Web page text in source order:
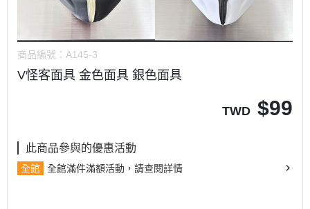
商品編號： A145-3
V怪客面具 金色面具 銀色面具
TWD $99
此商品參與的優惠活動
全館 全館滿件滿額活動，請查閱詳情